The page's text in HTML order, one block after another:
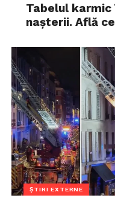
Tabelul
nașterii. Află
ȘTIRI EXTERNE